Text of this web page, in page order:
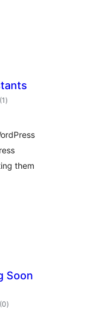
(1 valoracións
totais
)
them
Soon
(0valoracións
totais
)